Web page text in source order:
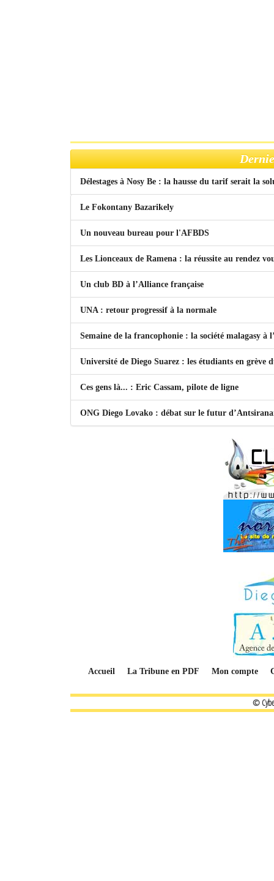
Délestages à Nosy Be : la hausse du tarif serait la
Le Fokontany Bazarikely
Un nouveau bureau pour l'AFBDS
Les Lionceaux de Ramena : la réussite au rendez
Un club BD à l’Alliance française
UNA : retour progressif à la normale
Semaine de la francophonie : la société malagasy à
Université de Diego Suarez : les étudiants en grève
Ces gens là... : Eric Cassam, pilote de ligne
ONG Diego Lovako : débat sur le futur
Accueil La Tribune en PDF Mon compte
©